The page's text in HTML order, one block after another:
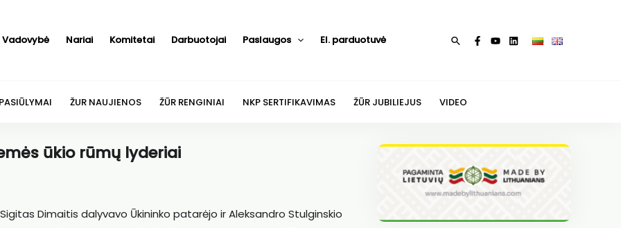
Vadovybė Nariai Komitetai Darbuotojai Paslaugos El. parduotuvė Paieška
ŽUR NAUJIENOS ŽŪR RENGINIAI NKP SERTIFIKAVIMAS ŽŪR JUBILIEJUS VIDEO
ūkio rūmų lyderiai
Dimaitis dalyvavo Ūkininko patarėjo ir Aleksandro Stulginskio